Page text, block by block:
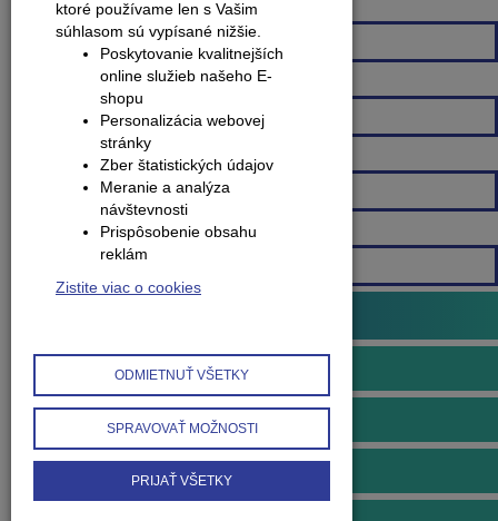
Farebná škála
Všetky
Na výškový rozdiel
Prechodové profily
Vyrovnávacie profily
Schodové profily
ktoré používame len s Vašim
súhlasom sú vypísané nižšie.
Poskytovanie kvalitnejších
online služieb našeho E-
shopu
Personalizácia webovej
stránky
Zber štatistických údajov
Meranie a analýza
návštevnosti
Prispôsobenie obsahu
reklám
Zistite viac o cookies
ODMIETNUŤ VŠETKY
SPRAVOVAŤ MOŽNOSTI
PRIJAŤ VŠETKY